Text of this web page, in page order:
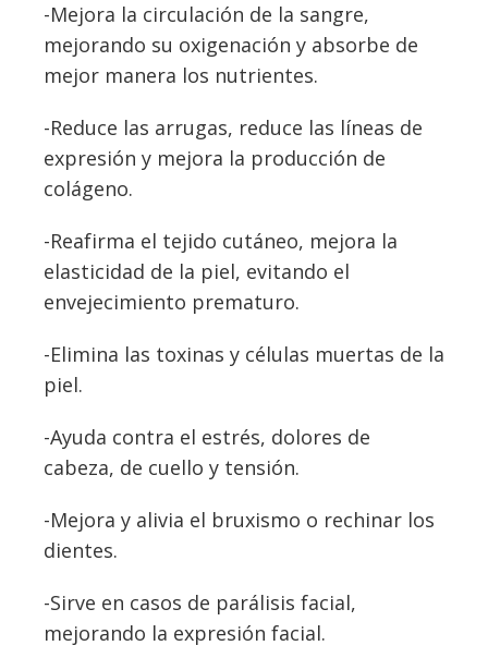
-Mejora la circulación de la sangre,
mejorando su oxigenación y absorbe de
mejor manera los nutrientes.
-Reduce las arrugas, reduce las líneas de
expresión y mejora la producción de
colágeno.
-Reafirma el tejido cutáneo, mejora la
elasticidad de la piel, evitando el
envejecimiento prematuro.
-Elimina las toxinas y células muertas de la
piel.
-Ayuda contra el estrés, dolores de
cabeza, de cuello y tensión.
-Mejora y alivia el bruxismo o rechinar los
dientes.
-Sirve en casos de parálisis facial,
mejorando la expresión facial.